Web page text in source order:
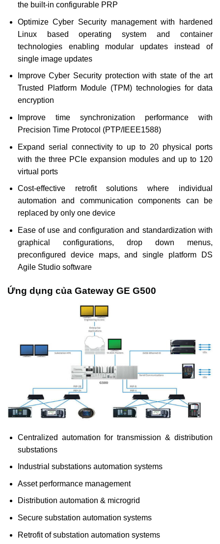
the built-in configurable PRP
Optimize Cyber Security management with hardened
Linux based operating system and container
technologies enabling modular updates instead of
single image updates
Improve Cyber Security protection with state of the art
Trusted Platform Module (TPM) technologies for data
encryption
Improve time synchronization performance with
Precision Time Protocol (PTP/IEEE1588)
Expand serial connectivity to up to 20 physical ports
with the three PCIe expansion modules and up to 120
virtual ports
Cost-effective retrofit solutions where individual
automation and communication components can be
replaced by only one device
Ease of use and configuration and standardization with
graphical configurations, drop down menus,
preconfigured device maps, and single platform DS
Agile Studio software
Ứng dụng của Gateway GE G500
Centralized automation for transmission & distribution
substations
Industrial substations automation systems
Asset performance management
Distribution automation & microgrid
Secure substation automation systems
Retrofit of substation automation systems